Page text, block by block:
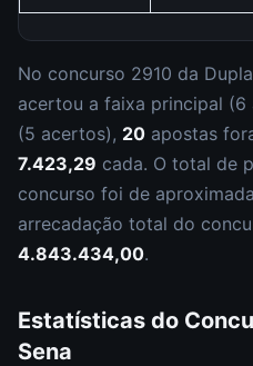
No concurso 2910 da
acertou a faixa principal (6
(5 acertos), 20 apostas
7.423,29 cada. O total de
concurso foi de
arrecadação total do
4.843.434,00.
Estatísticas do
Sena